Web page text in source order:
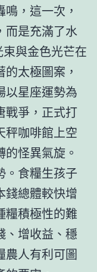
，這一次，
而是充滿了水
與金色光芒在
太極圖案，
以星座運勢為
戰爭，正式打
秤咖啡館上空
怪異氣旋。
。食糧生孩子
錢總體較快增
糧積極性的難
、增收益、穩
農人有利可圖